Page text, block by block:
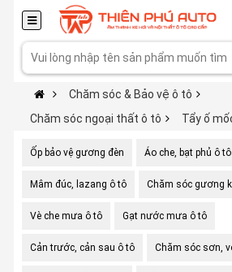
Chăm sóc & Bảo vệ ô tô
Chăm sóc ngoại thất ô tô
Tẩy ố
Ốp bảo vệ gương đèn Áo che, bạt phủ ô tô
Mâm đúc, lazang ô tô Chăm sóc gương
Vè che mưa ô tô Gạt nước mưa ô tô
Cản trước, cản sau ô tô Chăm sóc sơn,